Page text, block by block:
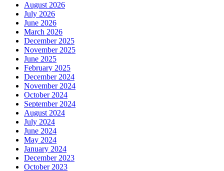
August 2026
July 2026
June 2026
March 2026
December 2025
November 2025
June 2025
February 2025
December 2024
November 2024
October 2024
September 2024
August 2024
July 2024
June 2024
May 2024
January 2024
December 2023
October 2023